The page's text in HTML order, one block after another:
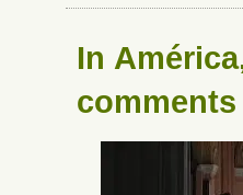
In América
comments